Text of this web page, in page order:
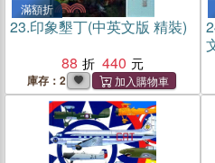
滿額折
23.印象墾丁(中英文版 精裝)
88
440
庫存：2